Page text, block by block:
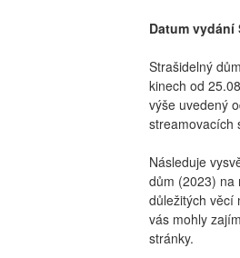
Datum vydání
Strašidelný
kinech od
výše uvedený
streamovacích
Následuje
dům (2023) na
důležitých věcí
vás mohly
stránky.